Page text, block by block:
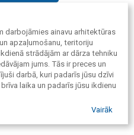
darbojāmies ainavu arhitektūras
apzaļumošanu, teritoriju
strādājām ar dārza tehniku
jums. Tās ir preces un
darbā, kuri padarīs jūsu dzīvi
laika un padarīs jūsu ikdienu
ražotāju Stiga, STIHL unVairāk